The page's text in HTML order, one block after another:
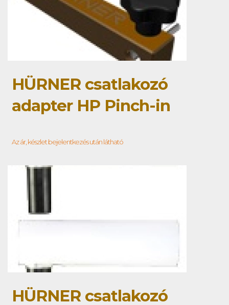
HÜRNER csatlakozó
adapter HP Pinch-in
Az ár, készlet bejelentkezés után látható
HÜRNER csatlakozó